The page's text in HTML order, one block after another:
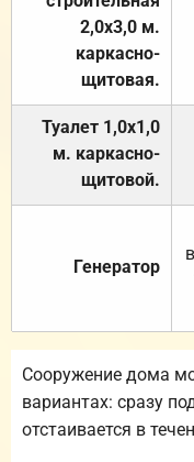
2,0х3,0 м.
каркасно-
щитовая.
Туалет 1,0х1,0
м. каркасно-
щитовой.
Генератор
Сооружение дома
вариантах: сразу
отстаивается в